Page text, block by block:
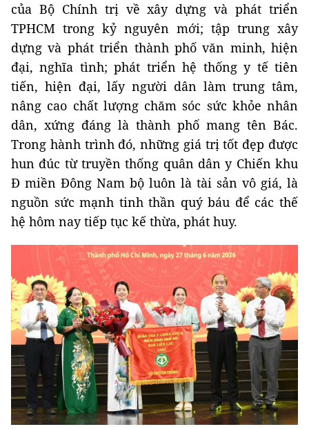
của Bộ Chính trị về xây dựng và phát triển
TPHCM trong kỷ nguyên mới; tập trung xây
dựng và phát triển thành phố văn minh, hiện
đại, nghĩa tình; phát triển hệ thống y tế tiên
tiến, hiện đại, lấy người dân làm trung tâm,
nâng cao chất lượng chăm sóc sức khỏe nhân
dân, xứng đáng là thành phố mang tên Bác.
Trong hành trình đó, những giá trị tốt đẹp được
hun đúc từ truyền thống quân dân y Chiến khu
Đ miền Đông Nam bộ luôn là tài sản vô giá, là
nguồn sức mạnh tinh thần quý báu để các thế
hệ hôm nay tiếp tục kế thừa, phát huy.